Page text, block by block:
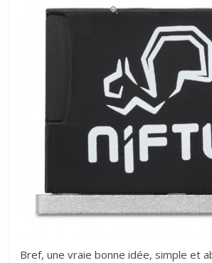
Bref, une vraie bonne idée, simple et